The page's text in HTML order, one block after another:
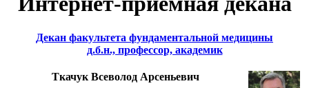
Декан факультета фундаментальной медицины
д.б.н., профессор, академик
Ткачук Всеволод Арсеньевич